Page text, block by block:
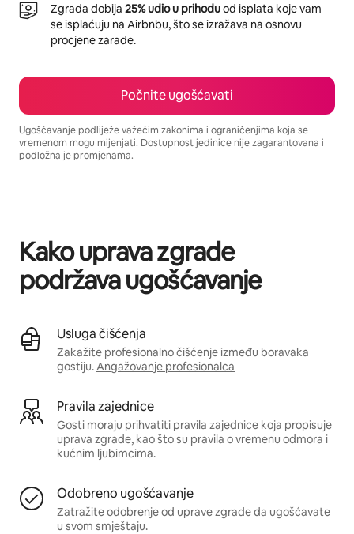
Zgrada dobija 25% udio u prihoduod isplata koje vam
se isplaćuju na Airbnbu, što se izražava na osnovu
procjene zarade.
Počnite ugošćavati
Ugošćavanje podliježe važećim zakonima i ograničenjima koja se
vremenom mogu mijenjati. Dostupnost jedinice nije zagarantovana i
podložna je promjenama.
Kako uprava zgrade
podržava ugošćavanje
Usluga čišćenja
Zakažite profesionalno čišćenje između boravaka
gostiju.Angažovanje profesionalca
Pravila zajednice
Gosti moraju prihvatiti pravila zajednice koja propisuje
uprava zgrade, kao što su pravila o vremenu odmora i
kućnim ljubimcima.
Odobreno ugošćavanje
Zatražite odobrenje od uprave zgrade da ugošćavate
u svom smještaju.